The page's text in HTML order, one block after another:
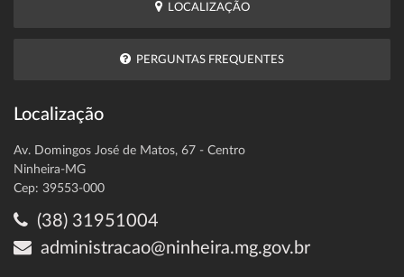
LOCALIZAÇÃO
PERGUNTAS FREQUENTES
Localização
Av. Domingos José de Matos, 67 - Centro
Ninheira-MG
Cep: 39553-000
(38) 31951004
administracao@ninheira.mg.gov.br